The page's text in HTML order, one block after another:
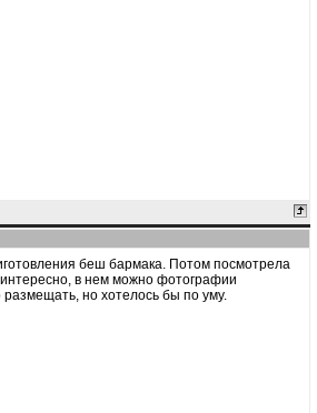
беш бармака. Потом посмотрела
в нем можно фотографии
но хотелось бы по уму.